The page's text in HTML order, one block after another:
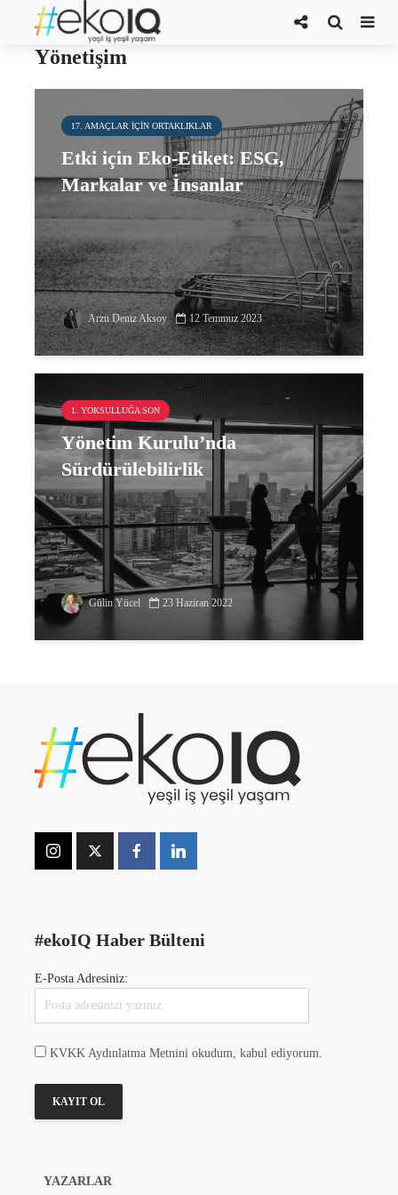
Çevresel Sosyal ve Kurumsal
Yönetişim
17. AMAÇLAR IÇIN ORTAKLIKLAR
Etki için Eko-Etiket: ESG,
Markalar ve İnsanlar
Arzu Deniz Aksoy 12 Temmuz 2023
1. YOKSULLUĞA SON
Yönetim Kurulu’nda
Sürdürülebilirlik
Gülin Yücel 23 Haziran 2022
#ekoIQ Haber Bülteni
E-Posta Adresiniz:
KVKK Aydınlatma Metnini okudum, kabul ediyorum.
YAZARLAR